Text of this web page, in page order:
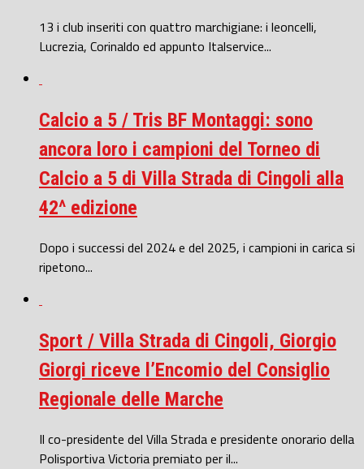
13 i club inseriti con quattro marchigiane: i leoncelli,
Lucrezia, Corinaldo ed appunto Italservice...
Calcio a 5 / Tris BF Montaggi: sono
ancora loro i campioni del Torneo di
Calcio a 5 di Villa Strada di Cingoli alla
42^ edizione
Dopo i successi del 2024 e del 2025, i campioni in carica si
ripetono...
Sport / Villa Strada di Cingoli, Giorgio
Giorgi riceve l’Encomio del Consiglio
Regionale delle Marche
Il co-presidente del Villa Strada e presidente onorario della
Polisportiva Victoria premiato per il...